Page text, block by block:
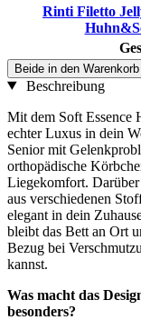
Rinti Filetto
Beide in den Warenkorb
Beschreibung
Mit dem Soft Essence
echter Luxus in dein
Senior mit
orthopädische
Liegekomfort.
aus verschiedenen
elegant in dein
bleibt das Bett an Ort
Bezug bei
kannst.
Was macht das
besonders?